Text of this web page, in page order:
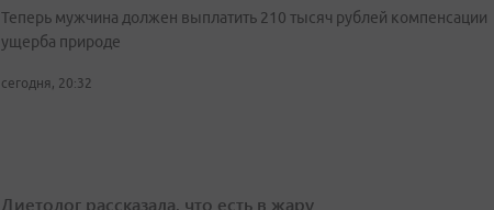
Теперь мужчина должен выплатить 210 тысяч рублей компенсации
ущерба природе
сегодня, 20:32
Диетолог рассказала, что есть в жару